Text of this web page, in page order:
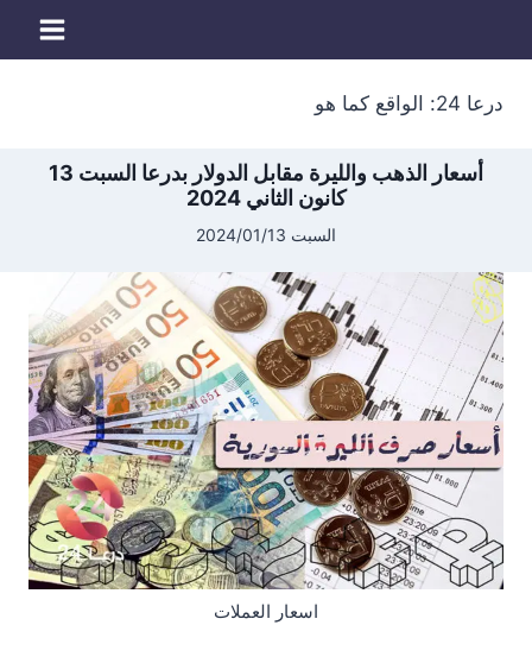
درعا 24: الواقع كما هو
أسعار الذهب والليرة مقابل الدولار بدرعا السبت 13
كانون الثاني 2024
السبت 2024/01/13
اسعار العملات